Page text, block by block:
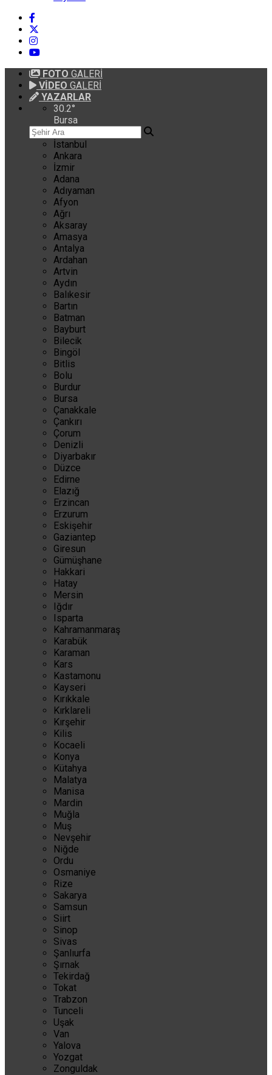
FOTO GALERİ
VİDEO GALERİ
YAZARLAR
30.2°
Bursa
İstanbul
Ankara
İzmir
Adana
Adıyaman
Afyon
Ağrı
Aksaray
Amasya
Antalya
Ardahan
Artvin
Aydın
Balıkesir
Bartın
Batman
Bayburt
Bilecik
Bingöl
Bitlis
Bolu
Burdur
Bursa
Çanakkale
Çankırı
Çorum
Denizli
Diyarbakır
Düzce
Edirne
Elazığ
Erzincan
Erzurum
Eskişehir
Gaziantep
Giresun
Gümüşhane
Hakkari
Hatay
Mersin
Iğdır
Isparta
Kahramanmaraş
Karabük
Karaman
Kars
Kastamonu
Kayseri
Kırıkkale
Kırklareli
Kırşehir
Kilis
Kocaeli
Konya
Kütahya
Malatya
Manisa
Mardin
Muğla
Muş
Nevşehir
Niğde
Ordu
Osmaniye
Rize
Sakarya
Samsun
Siirt
Sinop
Sivas
Şanlıurfa
Şırnak
Tekirdağ
Tokat
Trabzon
Tunceli
Uşak
Van
Yalova
Yozgat
Zonguldak